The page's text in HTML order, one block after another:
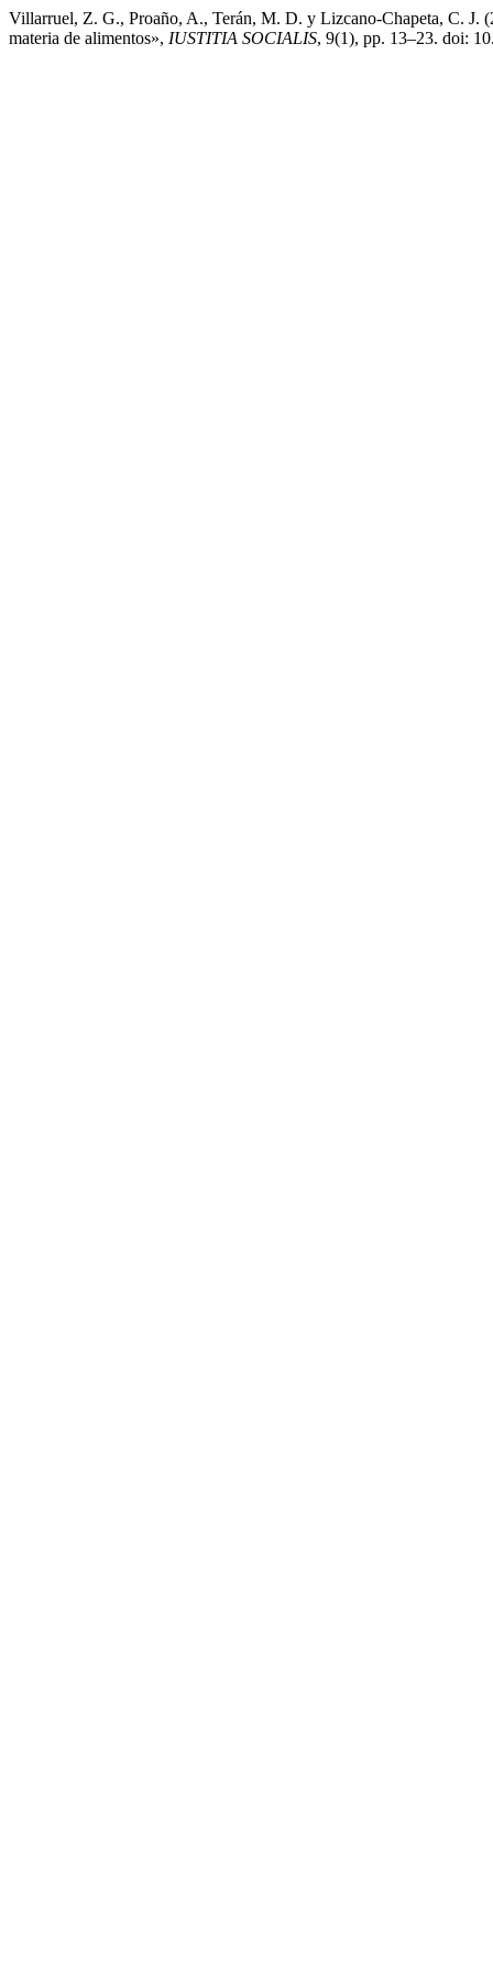
Villarruel, Z. G., Proaño, A., Terán, M. D. y Lizcano-Chapeta, C. J.
materia de alimentos», IUSTITIA SOCIALIS, 9(1), pp. 13–23. doi: